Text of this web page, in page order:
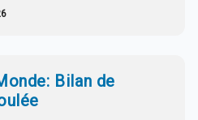
Bilan de